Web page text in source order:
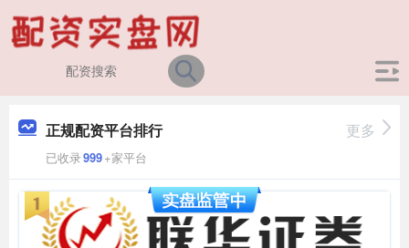
正规配资平台排行
已收录999+家平台
更多